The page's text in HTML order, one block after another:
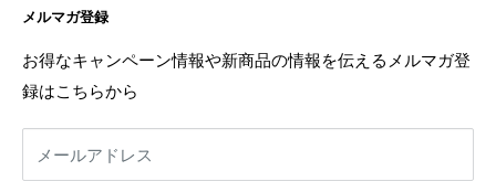
お問い合わせ
利用規約
返金ポリシー
特定商取引法に基づく表記
返金ポリシー
プライバシーポリシー
利用規約
事業者様へ
メルマガ登録
お得なキャンペーン情報や新商品の情報を伝えるメルマガ登
録はこちらから
メールアドレス